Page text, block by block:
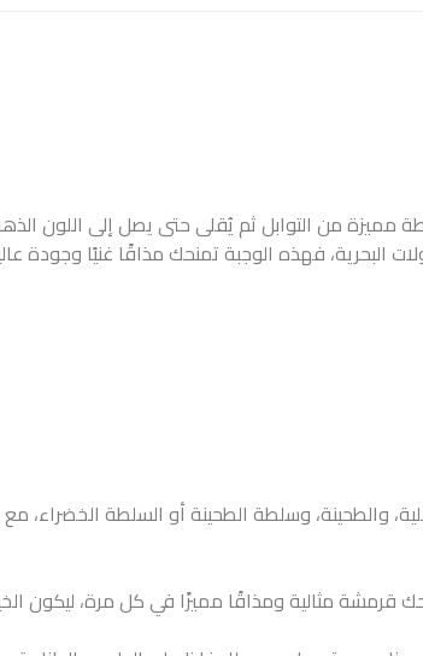
مميزة من التوابل ثم يُقلى حتى يصل إلى اللون
فهذه الوجبة تمنحك مذاقًا غنيًا وجودة
والطحينة، وسلطة الطحينة أو السلطة الخضراء،
قرمشة مثالية ومذاقًا مميزًا في كل مرة، ليكون